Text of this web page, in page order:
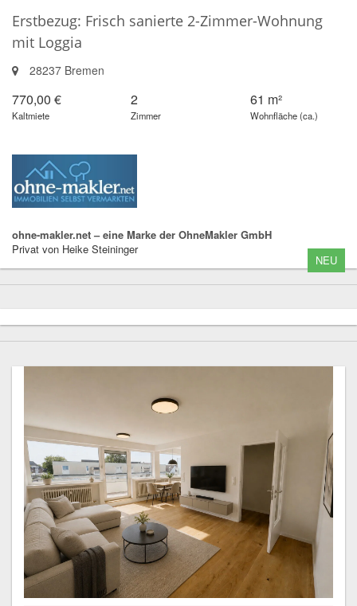
Erstbezug: Frisch sanierte 2-Zimmer-Wohnung
mit Loggia
28237 Bremen
770,00 €
Kaltmiete
2
Zimmer
61 m²
Wohnfläche (ca.)
ohne-makler.net – eine Marke der OhneMakler GmbH
Privat von Heike Steininger
NEU